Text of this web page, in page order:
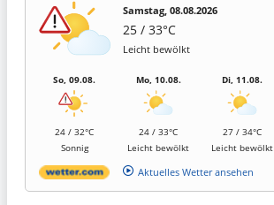
Samstag, 08.08.2026
25 / 33°C
Leicht bewölkt
So, 09.08.
24 / 32°C
Sonnig
Mo, 10.08.
24 / 33°C
Leicht bewölkt
Di, 11.08.
27 / 34°C
Leicht bewölkt
Aktuelles Wetter ansehen